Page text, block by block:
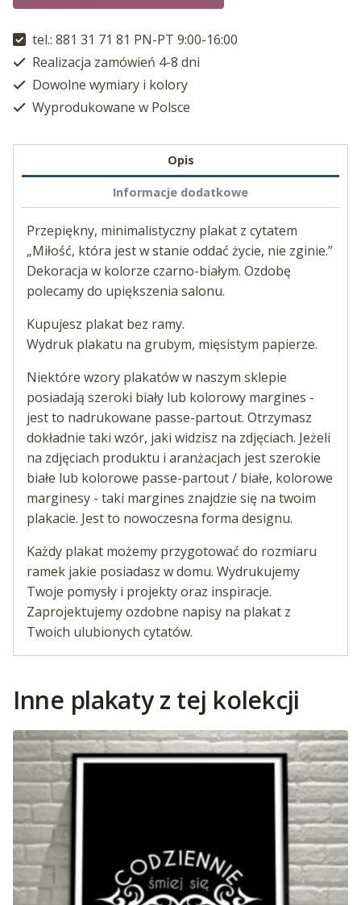
tel.: 881 31 71 81 PN-PT 9:00-16:00
Realizacja zamówień 4-8 dni
Dowolne wymiary i kolory
Wyprodukowane w Polsce
Opis
Informacje dodatkowe
Przepiękny, minimalistyczny plakat z cytatem
„Miłość, która jest w stanie oddać życie, nie zginie.”
Dekoracja w kolorze czarno-białym. Ozdobę
polecamy do upiększenia salonu.
Kupujesz plakat bez ramy.
Wydruk plakatu na grubym, mięsistym papierze.
Niektóre wzory plakatów w naszym sklepie
posiadają szeroki biały lub kolorowy margines -
jest to nadrukowane passe-partout. Otrzymasz
dokładnie taki wzór, jaki widzisz na zdjęciach. Jeżeli
na zdjęciach produktu i aranżacjach jest szerokie
białe lub kolorowe passe-partout / białe, kolorowe
marginesy - taki margines znajdzie się na twoim
plakacie. Jest to nowoczesna forma designu.
Każdy plakat możemy przygotować do rozmiaru
ramek jakie posiadasz w domu. Wydrukujemy
Twoje pomysły i projekty oraz inspiracje.
Zaprojektujemy ozdobne napisy na plakat z
Twoich ulubionych cytatów.
Inne plakaty z tej kolekcji